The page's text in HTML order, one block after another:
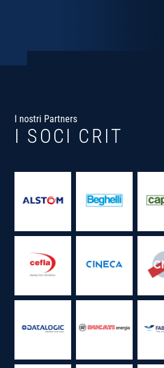
I nostri Partners
I SOCI CRIT